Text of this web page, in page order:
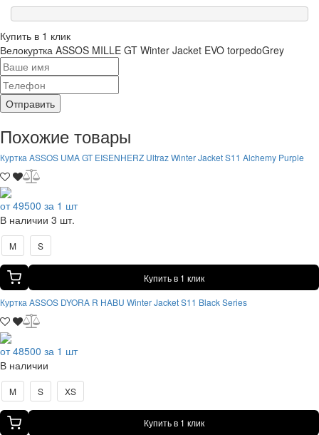
Купить в 1 клик
Велокуртка ASSOS MILLE GT Winter Jacket EVO torpedoGrey
Отправить
Похожие товары
Куртка ASSOS UMA GT EISENHERZ Ultraz Winter Jacket S11 Alchemy Purple
от 49500 за 1 шт
В наличии 3 шт.
M S
Купить в 1 клик
Куртка ASSOS DYORA R HABU Winter Jacket S11 Black Series
от 48500 за 1 шт
В наличии
M S XS
Купить в 1 клик